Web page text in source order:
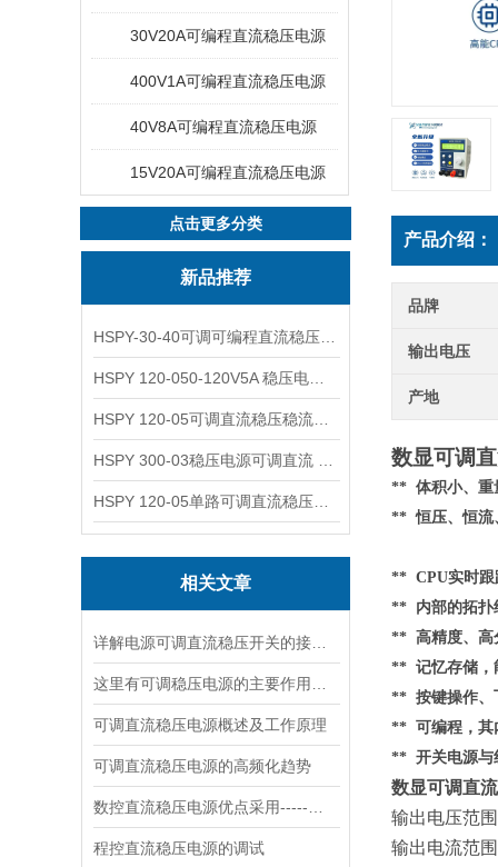
30V20A可编程直流稳压电源
400V1A可编程直流稳压电源
40V8A可编程直流稳压电源
15V20A可编程直流稳压电源
点击更多分类
新品推荐
相关文章
可调直流稳压电源概述及工作原理
可调直流稳压电源的高频化趋势
程控直流稳压电源的调试
产品介绍：
品牌
输出电压
产地
数显可调
** 体积小、重
** 恒压、恒流
** CPU实时跟
** 内部的拓扑
** 高精度、高
** 记忆存储，
** 按键操作、
** 可编程，其
** 开关电源与
数显可调直
输出电压范
输出电流范